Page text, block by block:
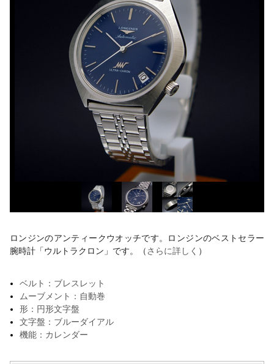
ロンジンのアンティークウオッチです。ロンジンのベストセラー
腕時計「ウルトラクロン」です。（ さらに詳しく ）
ベルト：ブレスレット
ムーブメント：自動巻
形：円形文字盤
文字盤：ブルーダイアル
機能：カレンダー